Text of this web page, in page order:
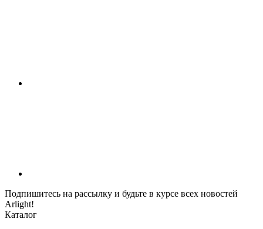
Подпишитесь на рассылку и будьте в курсе всех новостей
Arlight!
Каталог